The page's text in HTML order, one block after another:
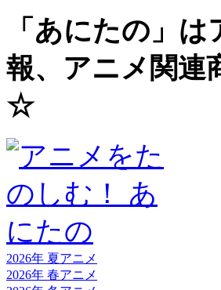
「あにたの」
報、アニメ関連
☆
2026年 夏アニメ
2026年 春アニメ